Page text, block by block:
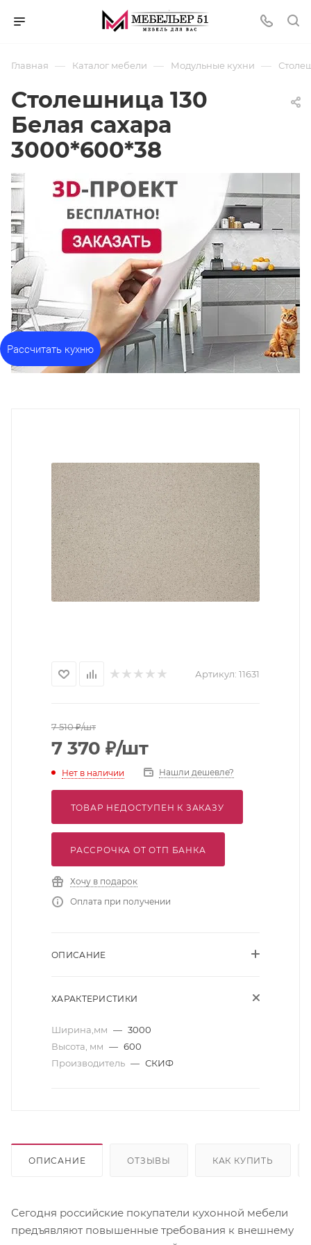
Главная — Каталог мебели — Модульные кухни —
Столешница 130
Белая сахара
3000*600*38
Артикул: 11631
7 510₽/шт
7 370 ₽/шт
Нет в наличии Нашли дешевле?
ТОВАР НЕДОСТУПЕН К ЗАКАЗУ
РАССРОЧКА ОТ ОТП БАНКА
Хочу в подарок
Оплата при получении
ОПИСАНИЕ
ХАРАКТЕРИСТИКИ
Ширина,мм — 3000
Высота, мм — 600
Производитель — СКИФ
ОПИСАНИЕ ОТЗЫВЫ КАК КУПИТЬ
Сегодня российские покупатели кухонной мебели
предъявляют повышенные требования к внешнему
Рассчитать кухню